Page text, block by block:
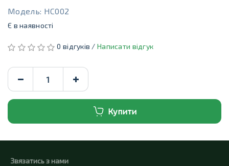
Модель: HC002
Є в наявності
0 відгуків /Написати відгук
Купити
Звязатись з нами